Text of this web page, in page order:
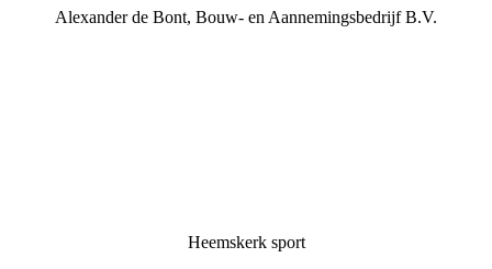
Alexander de Bont, Bouw- en Aannemingsbedrijf B.V.
Heemskerk sport